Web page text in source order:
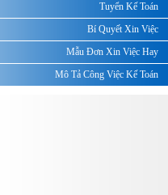
Tuyển Kế Toán
Bí Quyết Xin Việc
Mẫu Đơn Xin Việc Hay
Mô Tả Công Việc Kế Toán